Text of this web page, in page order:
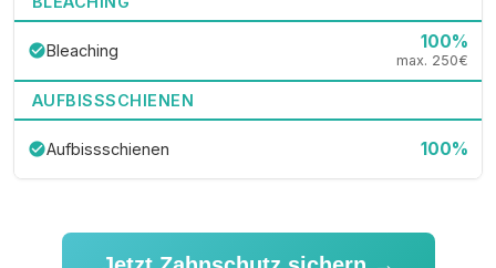
check_circleBleaching 100%
max. 250€
AUFBISSSCHIENEN
check_circleAufbissschienen 100%